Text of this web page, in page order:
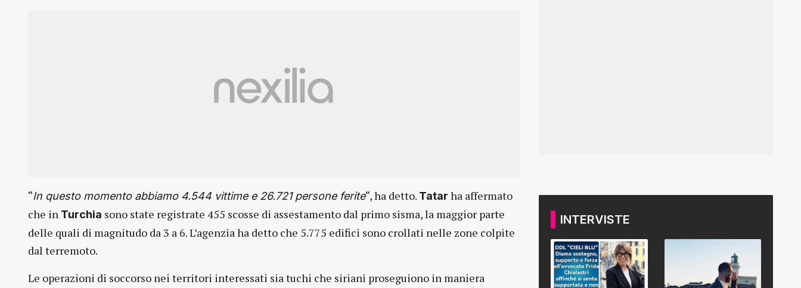
“In questo momento abbiamo 4.544 vittime e 26.721 persone ferite“, ha detto. Tatar ha affermato
che in Turchia sono state registrate 455 scosse di assestamento dal primo sisma, la maggior parte
delle quali di magnitudo da 3 a 6. L’agenzia ha detto che 5.775 edifici sono crollati nelle zone colpite
dal terremoto.
Le operazioni di soccorso nei territori interessati sia tuchi che siriani proseguiono in maniera
INTERVISTE